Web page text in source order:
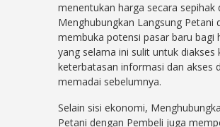
menentukan harga secara sepihak
Menghubungkan Langsung Petani
membuka potensi pasar baru bagi
yang selama ini sulit untuk diakses
keterbatasan informasi dan akses
memadai sebelumnya.
Selain sisi ekonomi,
Petani dengan Pembeli juga